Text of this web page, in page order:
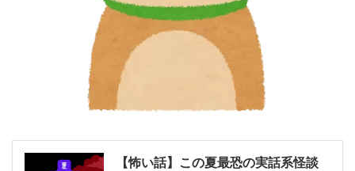
【怖い話】この夏最恐の実話系怪談